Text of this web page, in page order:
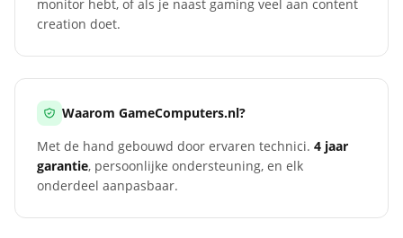
monitor hebt, of als je naast gaming veel aan content
creation doet.
Waarom GameComputers.nl?
Met de hand gebouwd door ervaren technici. 4 jaar
garantie, persoonlijke ondersteuning, en elk
onderdeel aanpasbaar.